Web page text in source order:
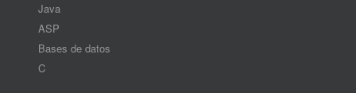
Java
ASP
Bases de datos
C